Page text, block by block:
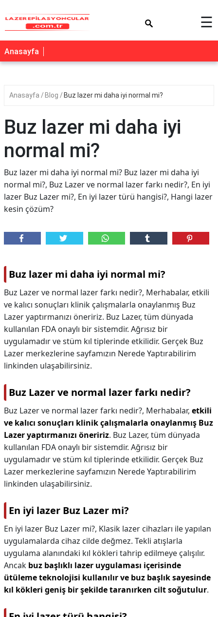
☰
Anasayfa
Anasayfa Blog Buz lazer mi daha iyi normal mi?
Buz lazer mi daha iyi
normal mi?
Buz lazer mi daha iyi normal mi? Buz lazer mi daha iyi
normal mi?, Buz Lazer ve normal lazer farkı nedir?, En iyi
lazer Buz Lazer mi?, En iyi lazer türü hangisi?, Hangi lazer
kesin çözüm?
Buz lazer mi daha iyi normal mi?
Buz Lazer ve normal lazer farkı nedir?, Merhabalar, etkili
ve kalıcı sonuçları klinik çalışmalarla onaylanmış Buz
Lazer yaptırmanızı öneririz. Buz Lazer, tüm dünyada
kullanılan FDA onaylı bir sistemdir. Ağrısız bir
uygulamadır ve stüm kıl tiplerinde etkilidir. Gerçek Buz
Lazer merkezlerine sayfamızın Nerede Yaptırabilirim
linkinden ulaşabilirsiniz.
Buz Lazer ve normal lazer farkı nedir?
Buz Lazer ve normal lazer farkı nedir?, Merhabalar, etkili
ve kalıcı sonuçları klinik çalışmalarla onaylanmış Buz
Lazer yaptırmanızı öneririz. Buz Lazer, tüm dünyada
kullanılan FDA onaylı bir sistemdir. Ağrısız bir
uygulamadır ve stüm kıl tiplerinde etkilidir. Gerçek Buz
Lazer merkezlerine sayfamızın Nerede Yaptırabilirim
linkinden ulaşabilirsiniz.
En iyi lazer Buz Lazer mi?
En iyi lazer Buz Lazer mi?, Klasik lazer cihazları ile yapılan
uygulamalarda cihaz cilde değmez. Tekli atışlarla
uygulama alanındaki kıl kökleri tahrip edilmeye çalışılır.
Ancak buz başlıklı lazer uygulaması içerisinde
ütüleme teknolojisi kullanılır ve buz başlık sayesinde
kıl kökleri geniş bir şekilde taranırken cilt soğutulur.